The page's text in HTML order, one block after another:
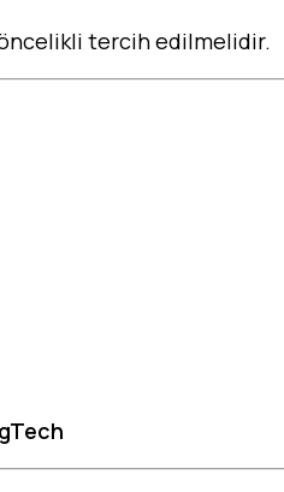
tercih edilmelidir.